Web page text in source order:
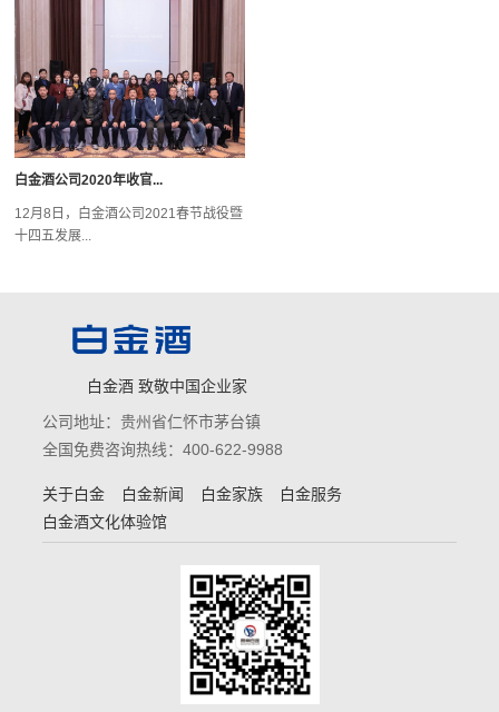
白金酒公司2020年收官...
12月8日，白金酒公司2021春节战役暨
十四五发展...
白金酒 致敬中国企业家
公司地址：贵州省仁怀市茅台镇
全国免费咨询热线：400-622-9988
关于白金 白金新闻 白金家族
白金服务
白金酒文化体验馆